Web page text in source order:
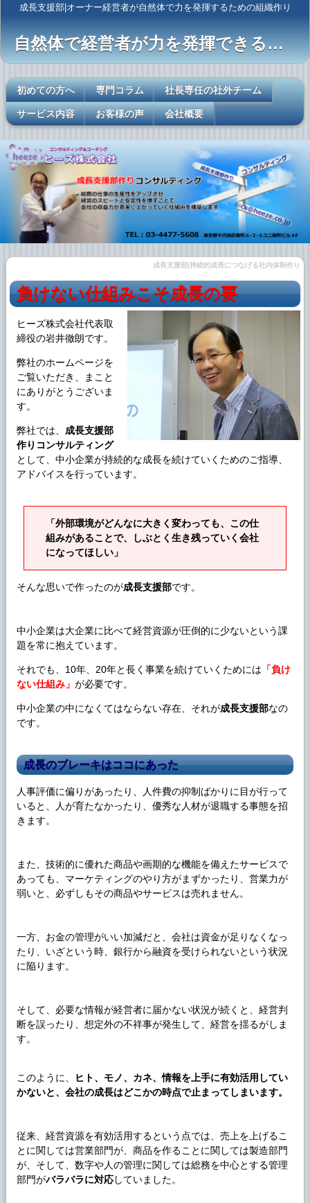
成長支援部|オーナー経営者が自然体で力を発揮するための組織作り
自然体で経営者が力を発揮できるレールを敷く
初めての方へ 専門コラム 社長専任の社外チーム
サービス内容 お客様の声 会社概要
成長支援部|持続的成長につなげる社内体制作り
負けない仕組みこそ成長の要
ヒーズ株式会社代表取
締役の岩井徹朗です。
弊社のホームページを
ご覧いただき、まこと
にありがとうございま
す。
弊社では、 成長支援部
作り コンサルティング
として、中小企業が持続的な成長を続けていくためのご指導、
アドバイスを行っています。
「外部環境がどんなに大きく変わっても、この仕
組みがあることで、しぶとく生き残っていく会社
になってほしい」
そんな思いで作ったのが成長支援部です。
中小企業は大企業に比べて経営資源が圧倒的に少ないという課
題を常に抱えています。
それでも、10年、20年と長く事業を続けていくためには 「負け
ない仕組み」 が必要です。
中小企業の中になくてはならない存在、それが成長支援部なの
です。
成長のブレーキはココにあった
人事評価に偏りがあったり、人件費の抑制ばかりに目が行って
いると、人が育たなかったり、優秀な人材が退職する事態を招
きます。
また、技術的に優れた商品や画期的な機能を備えたサービスで
あっても、マーケティングのやり方がまずかったり、営業力が
弱いと、必ずしもその商品やサービスは売れません。
一方、お金の管理がいい加減だと、会社は資金が足りなくなっ
たり、いざという時、銀行から融資を受けられないという状況
に陥ります。
そして、必要な情報が経営者に届かない状況が続くと、経営判
断を誤ったり、想定外の不祥事が発生して、経営を揺るがしま
す。
このように、
ヒト、モノ、カネ、情報を上手に有効活用してい
かないと、会社の成長はどこかの時点で止まってしまいます。
従来、経営資源を有効活用するという点では、売上を上げるこ
とに関しては営業部門が、商品を作ることに関しては製造部門
が、そして、数字や人の管理に関しては総務を中心とする管理
部門がバラバラに対応していました。